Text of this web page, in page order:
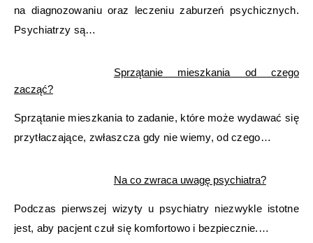
na diagnozowaniu oraz leczeniu zaburzeń psychicznych.
Psychiatrzy są…
Sprzątanie mieszkania od czego
zacząć?
Sprzątanie mieszkania to zadanie, które może wydawać się
przytłaczające, zwłaszcza gdy nie wiemy, od czego…
Na co zwraca uwagę psychiatra?
Podczas pierwszej wizyty u psychiatry niezwykle istotne
jest, aby pacjent czuł się komfortowo i bezpiecznie.…